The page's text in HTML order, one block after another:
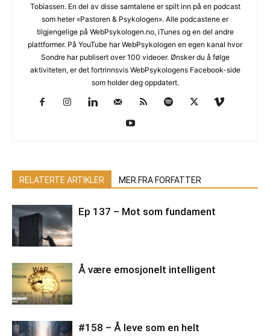
Tobiassen. En del av disse samtalene er spilt inn på en podcast
som heter «Pastoren & Psykologen». Alle podcastene er
tilgjengelige på WebPsykologen.no, iTunes og en del andre
plattformer. På YouTube har WebPsykologen en egen kanal hvor
Sondre har publisert over 100 videoer. Ønsker du å følge
aktiviteten, er det fortrinnsvis WebPsykologens Facebook-side
som holder deg oppdatert.
RELATERTE ARTIKLER MER FRA FORFATTER
Ep 137 – Mot som fundament
Å være emosjonelt intelligent
#158 – Å leve som en helt